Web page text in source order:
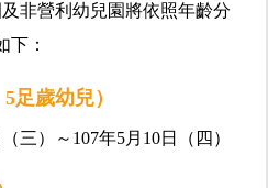
非營利幼兒園將依照年齡分
下：
足歲幼兒）
三）～107年5月10日（四）